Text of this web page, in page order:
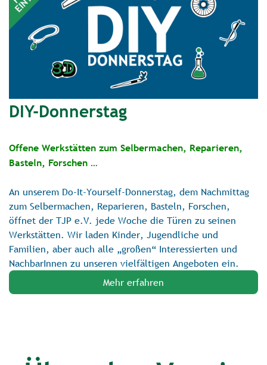
DIY-Donnerstag
Offene Werkstätten zum Selbermachen, Reparieren,
Basteln, Forschen …
An unserem Do-It-Yourself-Donnerstag, dem Nachmittag
zum Selbermachen, Reparieren, Basteln, Forschen,
öffnet der TJP e.V. jede Woche die Türen zu seinen
Werkstätten. Wir laden Kinder, Jugendliche und
Familien, aber auch alle „großen“ Interessierten und
NachbarInnen zu unseren vielfältigen Angeboten ein.
Mehr erfahren